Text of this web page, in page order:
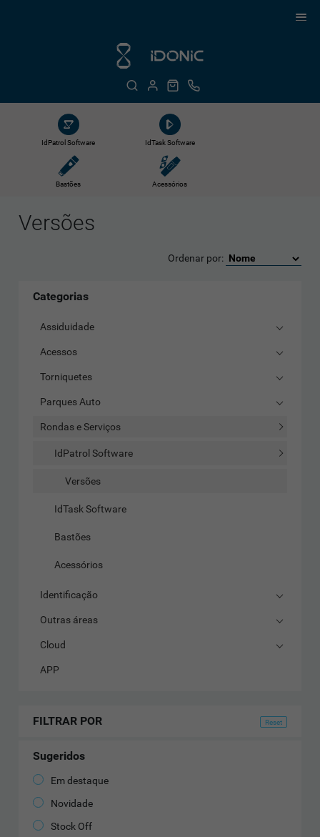
IdPatrol Software IdTask Software
Bastões Acessórios
Versões
Ordenar por:
Categorias
Assiduidade
Acessos
Torniquetes
Parques Auto
Rondas e Serviços
IdPatrol Software
Versões
IdTask Software
Bastões
Acessórios
Identificação
Outras áreas
Cloud
APP
FILTRAR POR
Sugeridos
Em destaque
Novidade
Stock Off